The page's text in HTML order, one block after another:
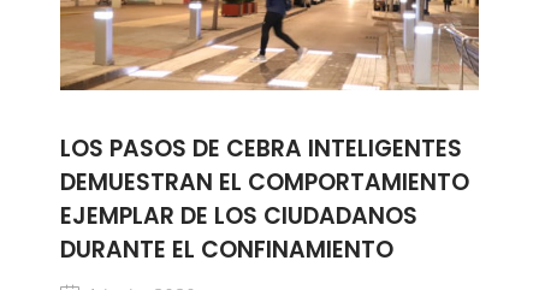
LOS PASOS DE CEBRA INTELIGENTES
DEMUESTRAN EL COMPORTAMIENTO
EJEMPLAR DE LOS CIUDADANOS
DURANTE EL CONFINAMIENTO